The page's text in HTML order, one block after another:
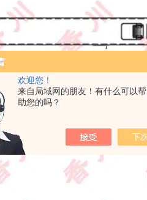
欢迎您！
来自局域网的朋友！有什么可以帮
助您的吗？